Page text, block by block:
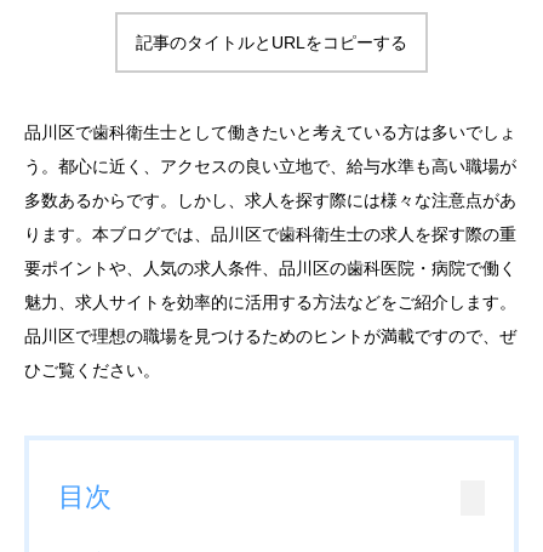
記事のタイトルとURLをコピーする
品川区で歯科衛生士として働きたいと考えている方は多いでしょ
う。都心に近く、アクセスの良い立地で、給与水準も高い職場が
多数あるからです。しかし、求人を探す際には様々な注意点があ
ります。本ブログでは、品川区で歯科衛生士の求人を探す際の重
要ポイントや、人気の求人条件、品川区の歯科医院・病院で働く
魅力、求人サイトを効率的に活用する方法などをご紹介します。
品川区で理想の職場を見つけるためのヒントが満載ですので、ぜ
ひご覧ください。
目次